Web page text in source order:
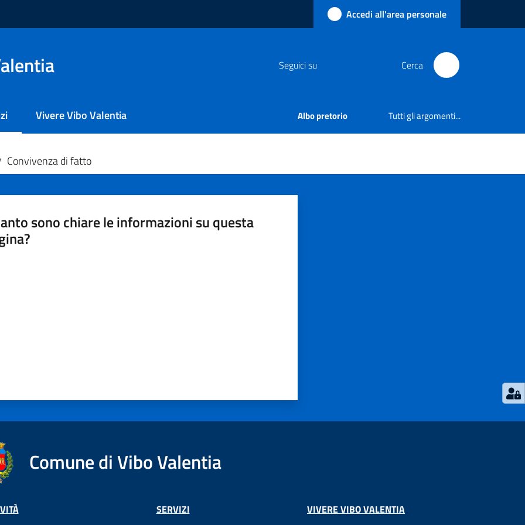
Accedi all'area personale
Seguici su Cerca
selezionatoVivere Vibo Valentia Albo pretorio Tutti gli argomenti...
Convivenza di fatto
sono chiare le informazioni su questa
Comune di Vibo Valentia
SERVIZI VIVERE VIBO VALENTIA